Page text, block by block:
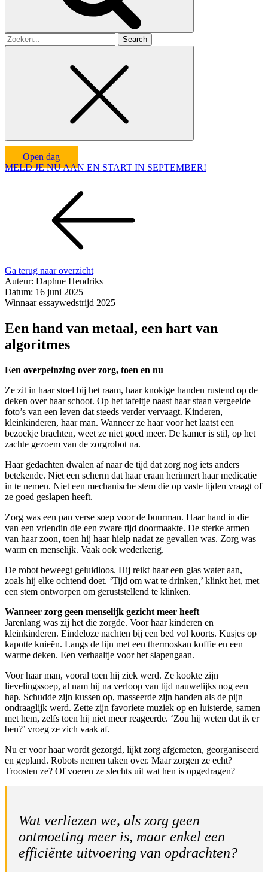
Search
for
Open dag
MELD JE NU AAN EN START IN SEPTEMBER!
Ga terug naar overzicht
Auteur: Daphne Hendriks
Datum: 16 juni 2025
Winnaar essaywedstrijd 2025
Een hand van metaal, een hart van
algoritmes
Een overpeinzing over zorg, toen en nu
Ze zit in haar stoel bij het raam, haar knokige handen rustend op de
deken over haar schoot. Op het tafeltje naast haar staan vergeelde
foto’s van een leven dat steeds verder vervaagt. Kinderen,
kleinkinderen, haar man. Wanneer ze haar voor het laatst een
bezoekje brachten, weet ze niet goed meer. De kamer is stil, op het
zachte gezoem van de zorgrobot na.
Haar gedachten dwalen af naar de tijd dat zorg nog iets anders
betekende. Niet een scherm dat haar eraan herinnert haar medicatie
in te nemen. Niet een mechanische stem die op vaste tijden vraagt of
ze goed geslapen heeft.
Zorg was een pan verse soep voor de buurman. Haar hand in die
van een vriendin die een zware tijd doormaakte. De sterke armen
van haar zoon, toen hij haar hielp nadat ze gevallen was. Zorg was
warm en menselijk. Vaak ook wederkerig.
De robot beweegt geluidloos. Hij reikt haar een glas water aan,
zoals hij elke ochtend doet. ‘Tijd om wat te drinken,’ klinkt het, met
een stem ontworpen om geruststellend te klinken.
Wanneer zorg geen menselijk gezicht meer heeft
Jarenlang was zij het die zorgde. Voor haar kinderen en
kleinkinderen. Eindeloze nachten bij een bed vol koorts. Kusjes op
kapotte knieën. Langs de lijn met een thermoskan koffie en een
warme deken. Een verhaaltje voor het slapengaan.
Voor haar man, vooral toen hij ziek werd. Ze kookte zijn
lievelingssoep, al nam hij na verloop van tijd nauwelijks nog een
hap. Schudde zijn kussen op, masseerde zijn handen als de pijn
ondraaglijk werd. Zette zijn favoriete muziek op en luisterde, samen
met hem, zelfs toen hij niet meer reageerde. ‘Zou hij weten dat ik er
ben?’ vroeg ze zich vaak af.
Nu er voor haar wordt gezorgd, lijkt zorg afgemeten, georganiseerd
en gepland. Robots nemen taken over. Maar zorgen ze echt?
Troosten ze? Of voeren ze slechts uit wat hen is opgedragen?
Wat verliezen we, als zorg geen
ontmoeting meer is, maar enkel een
efficiënte uitvoering van opdrachten?